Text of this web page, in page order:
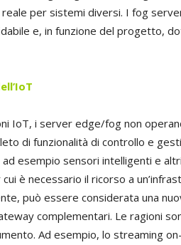
per sistemi diversi. I fog
e, in funzione del progetto,
IoT, i server edge/fog non
di funzionalità di controllo e
esempio sensori intelligenti e
è necessario il ricorso a
può essere considerata una
complementari. Le ragioni
Ad esempio, lo streaming